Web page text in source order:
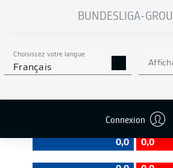
BUNDESLIGA-
Choisissez votre langue
Français
Connexion
0
0 % Précision
EFFICACITÉ DES
0,0 0,0